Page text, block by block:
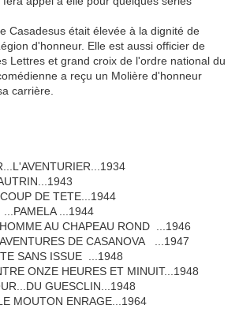
Casadesus était élevée à la dignité de
d'honneur. Elle est aussi officier de
Lettres et grand croix de l'ordre national du
a reçu un Molière d'honneur
carrière.
DE TETE...1944
...PAMELA ...1944
AU CHAPEAU ROND ...1946
DE CASANOVA ...1947
SANS ISSUE ...1948
ONZE HEURES ET MINUIT...1948
GUESCLIN...1948
MOUTON ENRAGE...1964